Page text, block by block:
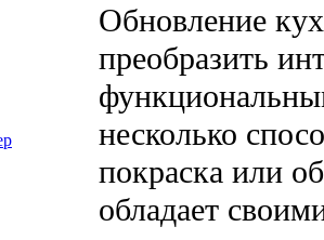
Обновление
преобразить
несколько
покраска или
обладает